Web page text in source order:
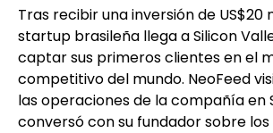
Tras recibir una inversión de US$20
startup brasileña llega a Silicon
captar sus primeros clientes en el
competitivo del mundo. NeoFeed
las operaciones de la compañía en
conversó con su fundador sobre